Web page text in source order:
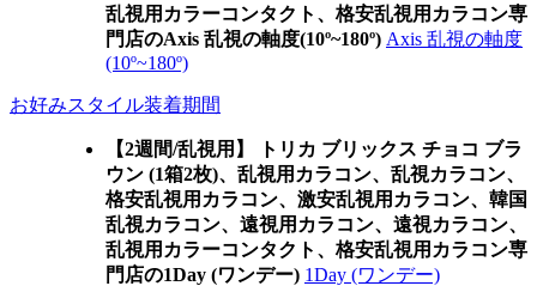
乱視用カラーコンタクト、格安乱視用カラコン専
門店のAxis 乱視の軸度(10º~180º) Axis 乱視の軸度
(10º~180º)
お好みスタイル装着期間
【2週間/乱視用】 トリカ ブリックス チョコ ブラ
ウン (1箱2枚)、乱視用カラコン、乱視カラコン、
格安乱視用カラコン、激安乱視用カラコン、韓国
乱視カラコン、遠視用カラコン、遠視カラコン、
乱視用カラーコンタクト、格安乱視用カラコン専
門店の1Day (ワンデー) 1Day (ワンデー)